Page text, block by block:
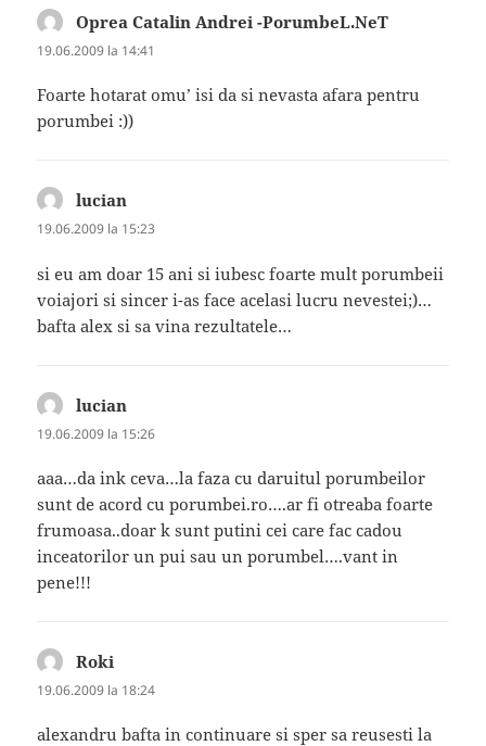
Oprea Catalin Andrei -PorumbeL.NeT
19.06.2009 la 14:41
Foarte hotarat omu’ isi da si nevasta afara pentru
porumbei :))
lucian
19.06.2009 la 15:23
si eu am doar 15 ani si iubesc foarte mult porumbeii
voiajori si sincer i-as face acelasi lucru nevestei;)…
bafta alex si sa vina rezultatele…
lucian
19.06.2009 la 15:26
aaa…da ink ceva…la faza cu daruitul porumbeilor
sunt de acord cu porumbei.ro….ar fi otreaba foarte
frumoasa..doar k sunt putini cei care fac cadou
inceatorilor un pui sau un porumbel….vant in
pene!!!
Roki
19.06.2009 la 18:24
alexandru bafta in continuare si sper sa reusesti la